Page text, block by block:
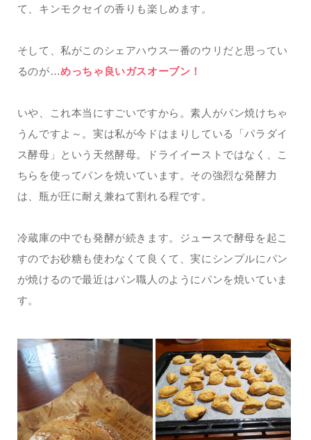
て、キンモクセイの香りも楽しめます。
そして、私がこのシェアハウス一番のウリだと思ってい
るのが…めっちゃ良いガスオーブン！
いや、これ本当にすごいですから。素人がパン焼けちゃ
うんですよ～。実は私が今ドはまりしている「パラダイ
ス酵母」という天然酵母。ドライイーストではなく、こ
ちらを使ってパンを焼いています。その強烈な発酵力
は、瓶が圧に耐え兼ねて割れる程です。
冷蔵庫の中でも発酵が続きます。ジュースで酵母を起こ
すのでお砂糖も使わなくて良くて、実にシンプルにパン
が焼けるので最近はパン職人のようにパンを焼いていま
す。